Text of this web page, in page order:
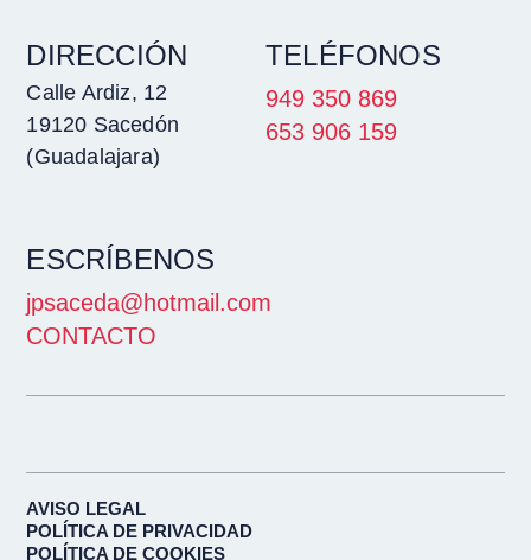
DIRECCIÓN
Calle Ardiz, 12
19120 Sacedón
(Guadalajara)
TELÉFONOS
949 350 869
653 906 159
ESCRÍBENOS
jpsaceda@hotmail.com
CONTACTO
AVISO LEGAL
POLÍTICA DE PRIVACIDAD
POLÍTICA DE COOKIES